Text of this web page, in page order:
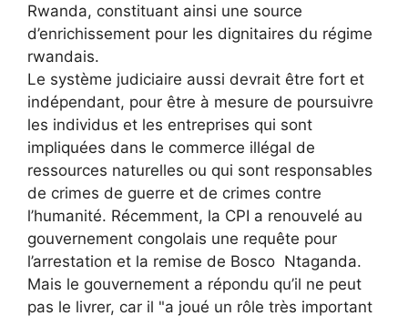
Rwanda, constituant ainsi une source
d’enrichissement pour les dignitaires du régime
rwandais.
Le système judiciaire aussi devrait être fort et
indépendant, pour être à mesure de poursuivre
les individus et les entreprises qui sont
impliquées dans le commerce illégal de
ressources naturelles ou qui sont responsables
de crimes de guerre et de crimes contre
l’humanité. Récemment, la CPI a renouvelé au
gouvernement congolais une requête pour
l’arrestation et la remise de Bosco Ntaganda.
Mais le gouvernement a répondu qu’il ne peut
pas le livrer, car il "a joué un rôle très important